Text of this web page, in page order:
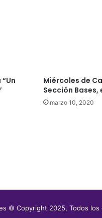
Miércoles de
Sección
marzo 10, 2020
© Copyright 2025, Todos